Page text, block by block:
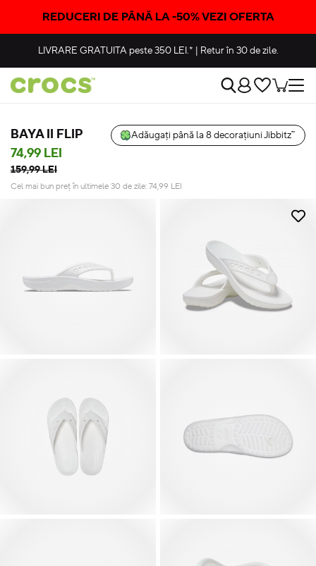
REDUCERI DE PÂNĂ LA -50% VEZI OFERTA
LIVRARE GRATUITApeste 350 LEI.* | Retur în 30 de zile.
BAYA II FLIP Adăugați până la 8 decorațiuni Jibbitz™
74,99 LEI
159,99 LEI
Cel mai bun preț în ultimele 30 de zile: 74,99 LEI